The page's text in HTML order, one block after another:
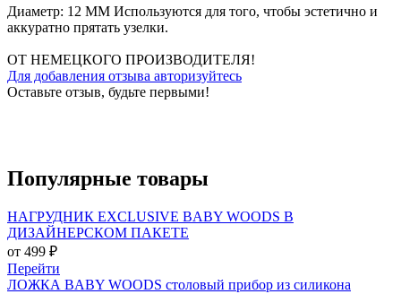
Диаметр: 12 ММ Используются для того, чтобы эстетично и
аккуратно прятать узелки.
ОТ НЕМЕЦКОГО ПРОИЗВОДИТЕЛЯ!
Для добавления отзыва авторизуйтесь
Оставьте отзыв, будьте первыми!
Популярные товары
НАГРУДНИК EXCLUSIVE BABY WOODS В
ДИЗАЙНЕРСКОМ ПАКЕТЕ
от 499 ₽
Перейти
ЛОЖКА BABY WOODS столовый прибор из силикона